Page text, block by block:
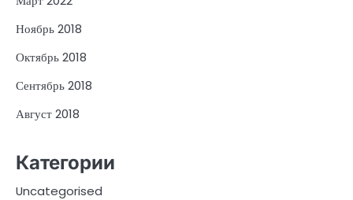
Ноябрь 2018
Октябрь 2018
Сентябрь 2018
Август 2018
Категории
Uncategorised